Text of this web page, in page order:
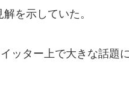
を示していた。
ッター上で大きな話題